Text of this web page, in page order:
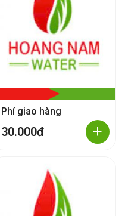
Phí giao hàng
30.000đ +